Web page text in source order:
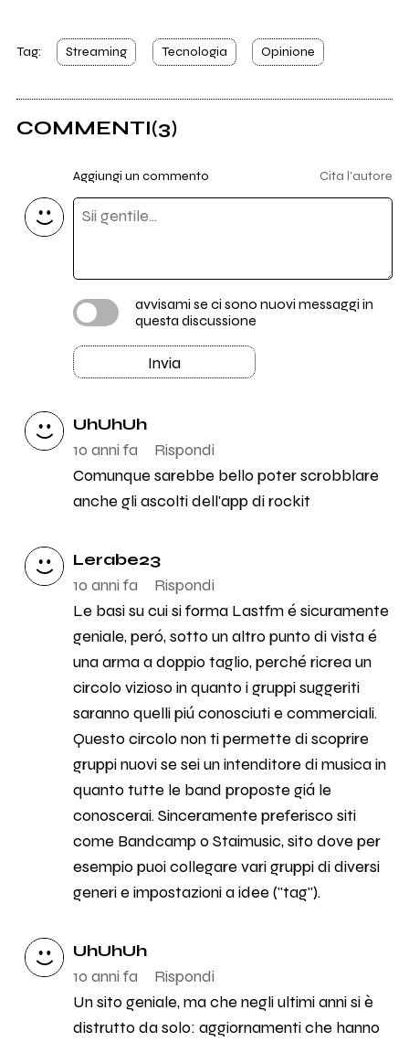
Tag: Streaming Tecnologia Opinione
COMMENTI(3)
Aggiungi un commento Cita l'autore
avvisami se ci sono nuovi messaggi in
questa discussione
Invia
UhUhUh
10 anni fa
Rispondi
Comunque sarebbe bello poter scrobblare
anche gli ascolti dell'app di rockit
Lerabe23
10 anni fa
Rispondi
Le basi su cui si forma Lastfm é sicuramente
geniale, peró, sotto un altro punto di vista é
una arma a doppio taglio, perché ricrea un
circolo vizioso in quanto i gruppi suggeriti
saranno quelli piú conosciuti e commerciali.
Questo circolo non ti permette di scoprire
gruppi nuovi se sei un intenditore di musica in
quanto tutte le band proposte giá le
conoscerai. Sinceramente preferisco siti
come Bandcamp o Staimusic, sito dove per
esempio puoi collegare vari gruppi di diversi
generi e impostazioni a idee ("tag").
UhUhUh
10 anni fa
Rispondi
Un sito geniale, ma che negli ultimi anni si è
distrutto da solo: aggiornamenti che hanno